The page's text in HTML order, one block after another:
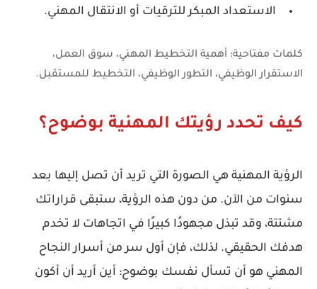
الاستعداد المبكر للترقيات أو الانتقال المهني.
كلمات مفتاحية: أهمية التخطيط المهني، سوق العمل،
الاستقرار الوظيفي، التطور الوظيفي، التخطيط للمستقبل.
كيف تحدد رؤيتك المهنية بوضوح؟
الرؤية المهنية هي الصورة التي تريد أن تصل إليها بعد
سنوات من الآن. من دون هذه الرؤية، ستبقى قراراتك
مشتتة، وقد تبذل مجهودًا كبيرًا في اتجاهات لا تخدم
هدفك الحقيقي. لذلك، فإن أول سر من أسرار النجاح
المهني هو أن تسأل نفسك بوضوح: أين أريد أن أكون